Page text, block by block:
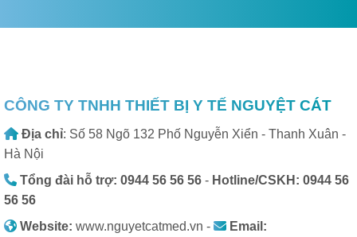
CÔNG TY TNHH THIẾT BỊ Y TẾ NGUYỆT CÁT
Địa chỉ: Số 58 Ngõ 132 Phố Nguyễn Xiển - Thanh Xuân -
Hà Nội
Tổng đài hỗ trợ: 0944 56 56 56 - Hotline/CSKH: 0944 56
56 56
Website: www.nguyetcatmed.vn -
Email: